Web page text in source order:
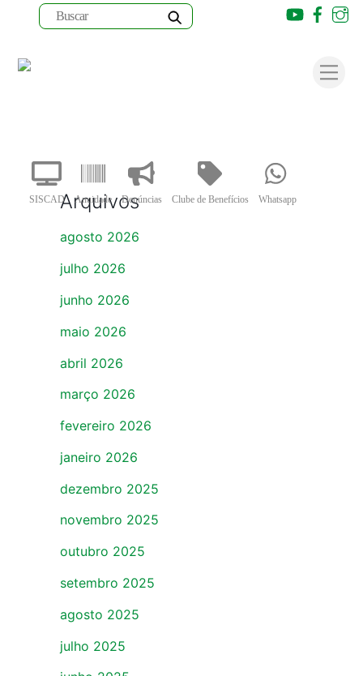
SISCAD Anuidade Denúncias Clube de Benefícios Whatsapp
Youtube
Arquivos
agosto 2026
julho 2026
junho 2026
maio 2026
abril 2026
março 2026
fevereiro 2026
janeiro 2026
dezembro 2025
novembro 2025
outubro 2025
setembro 2025
agosto 2025
julho 2025